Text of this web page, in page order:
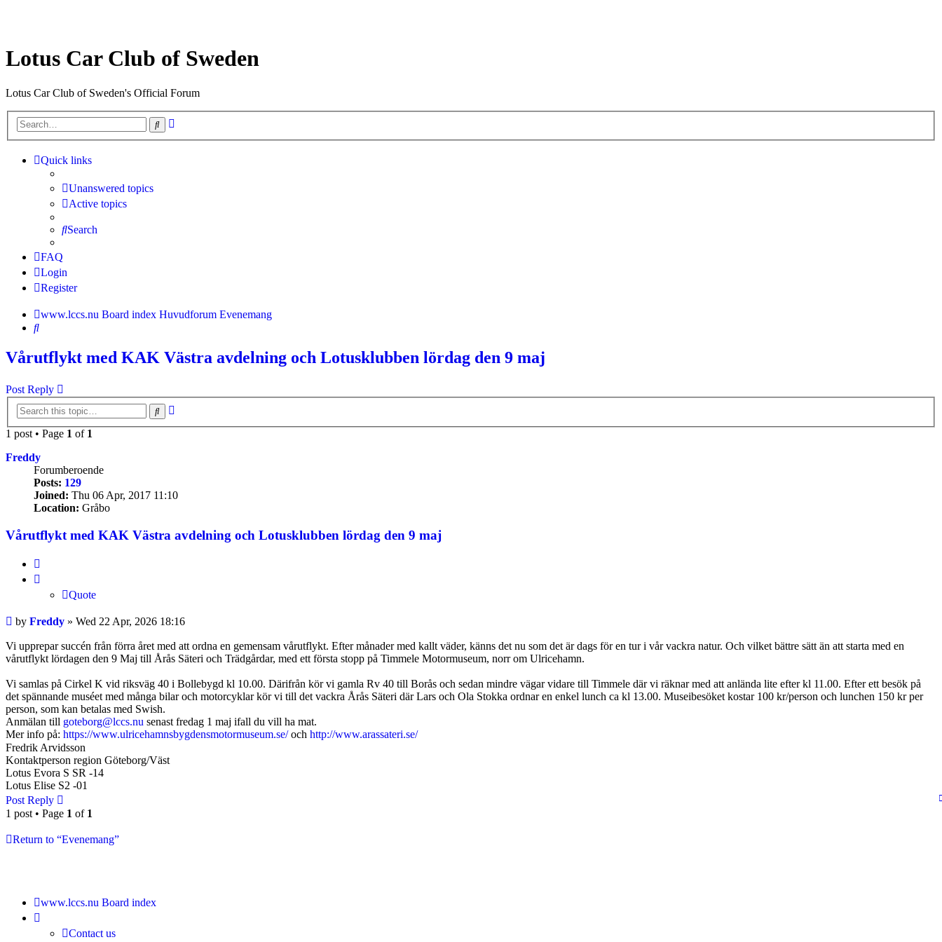
Lotus Car Club of Sweden
Lotus Car Club of Sweden's Official Forum
Search
Quick links
Unanswered topics
Active topics
Search
FAQ
Login
Register
www.lccs.nu Board index Huvudforum Evenemang
Search
Vårutflykt med KAK Västra avdelning och Lotusklubben lördag den 9 maj
Post Reply
Search
1 post • Page 1 of 1
Freddy
Forumberoende
Posts: 129
Joined: Thu 06 Apr, 2017 11:10
Location: Gråbo
Vårutflykt med KAK Västra avdelning och Lotusklubben lördag den 9 maj
Quote
Post
by Freddy » Wed 22 Apr, 2026 18:16
Vi upprepar succén från förra året med att ordna en gemensam vårutflykt. Efter månader med kallt väder, känns det nu som det är dags för en tur i vår vackra natur. Och vilket bättre sätt än att starta med en
vårutflykt lördagen den 9 Maj till Årås Säteri och Trädgårdar, med ett första stopp på Timmele Motormuseum, norr om Ulricehamn.
Vi samlas på Cirkel K vid riksväg 40 i Bollebygd kl 10.00. Därifrån kör vi gamla Rv 40 till Borås och sedan mindre vägar vidare till Timmele där vi räknar med att anlända lite efter kl 11.00. Efter ett besök på
det spännande muséet med många bilar och motorcyklar kör vi till det vackra Årås Säteri där Lars och Ola Stokka ordnar en enkel lunch ca kl 13.00. Museibesöket kostar 100 kr/person och lunchen 150 kr per
person, som kan betalas med Swish.
Anmälan till goteborg@lccs.nu senast fredag 1 maj ifall du vill ha mat.
Mer info på: https://www.ulricehamnsbygdensmotormuseum.se/och http://www.arassateri.se/
Fredrik Arvidsson
Kontaktperson region Göteborg/Väst
Lotus Evora S SR -14
Lotus Elise S2 -01
Post Reply
1 post • Page 1 of 1
Return to “Evenemang”
www.lccs.nu Board index
Contact us